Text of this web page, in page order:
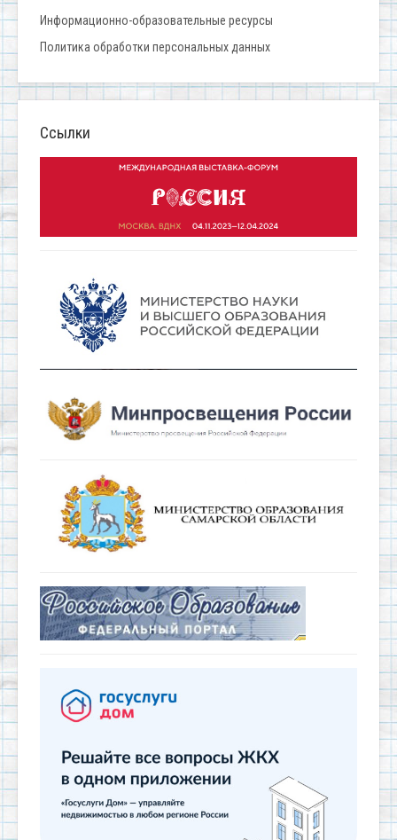
Информационно-образовательные ресурсы
Политика обработки персональных данных
Ссылки